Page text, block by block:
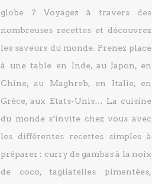
globe ? Voyagez à travers des
nombreuses recettes et découvrez
les saveurs du monde. Prenez place
à une table en Inde, au Japon, en
Chine, au Maghreb, en Italie, en
Grèce, aux Etats-Unis… La cuisine
du monde s’invite chez vous avec
les différentes recettes simples à
préparer : curry de gambas à la noix
de coco, tagliatelles pimentées,